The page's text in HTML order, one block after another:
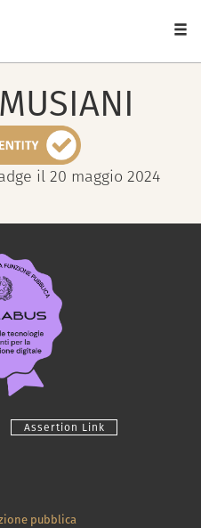
MUSIANI
il 20 maggio 2024
Assertion Link
pubblica